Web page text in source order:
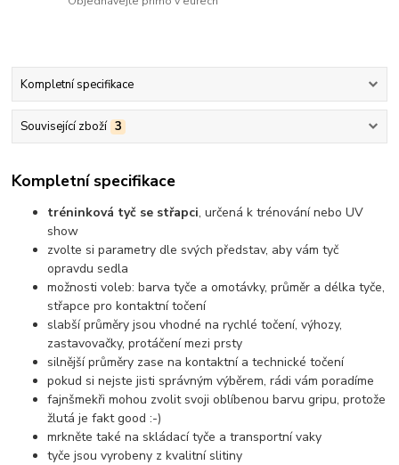
Kompletní specifikace
Související zboží 3
Kompletní specifikace
tréninková tyč se střapci, určená k trénování nebo UV
show
zvolte si parametry dle svých představ, aby vám tyč
opravdu sedla
možnosti voleb: barva tyče a omotávky, průměr a délka tyče,
střapce pro kontaktní točení
slabší průměry jsou vhodné na rychlé točení, výhozy,
zastavovačky, protáčení mezi prsty
silnější průměry zase na kontaktní a technické točení
pokud si nejste jisti správným výběrem, rádi vám poradíme
fajnšmekři mohou zvolit svoji oblíbenou barvu gripu, protože
žlutá je fakt good :-)
mrkněte také na skládací tyče a transportní vaky
tyče jsou vyrobeny z kvalitní slitiny